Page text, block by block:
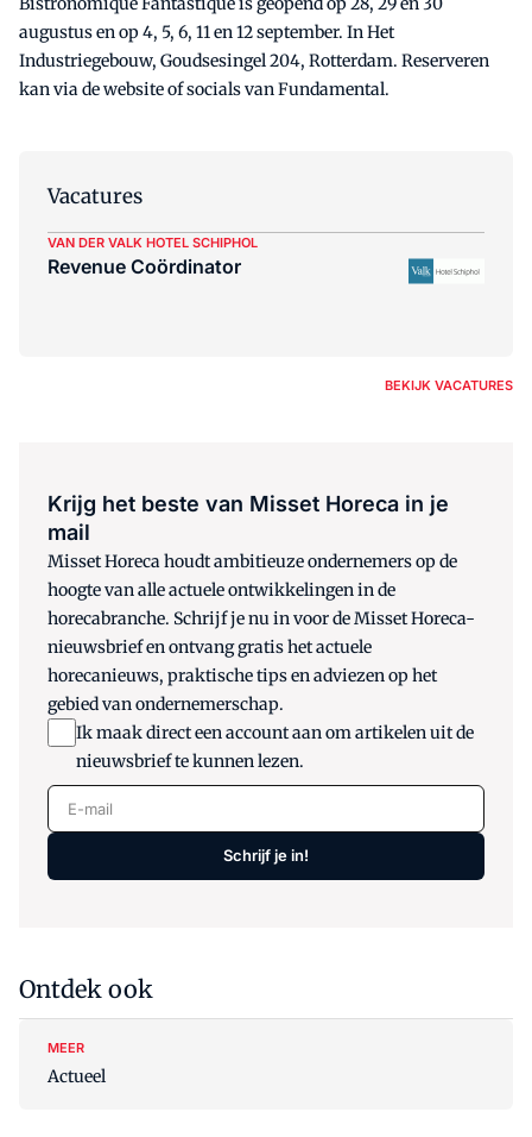
augustus en op 4, 5, 6, 11 en 12 september. In Het
Industriegebouw, Goudsesingel 204, Rotterdam. Reserveren
kan via de website of socials van Fundamental.
Vacatures
VAN DER VALK HOTEL SCHIPHOL
Revenue Coördinator
BEKIJK VACATURES
Krijg het beste van Misset Horeca in je
mail
Misset Horeca houdt ambitieuze ondernemers op de
hoogte van alle actuele ontwikkelingen in de
horecabranche. Schrijf je nu in voor de Misset Horeca-
nieuwsbrief en ontvang gratis het actuele
horecanieuws, praktische tips en adviezen op het
gebied van ondernemerschap.
Ik maak direct een account aan om artikelen uit de
nieuwsbrief te kunnen lezen.
E-mail
Schrijf je in!
Ontdek ook
MEER
Actueel